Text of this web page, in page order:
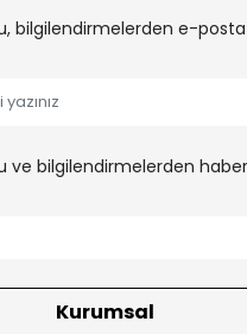
bilgilendirmelerden e-
ve bilgilendirmelerden
Kurumsal